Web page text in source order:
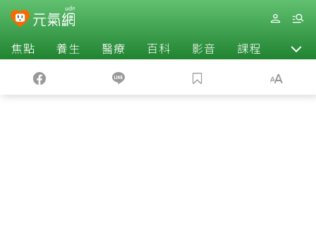
焦點 養生 醫療 百科 影音 課程 退休